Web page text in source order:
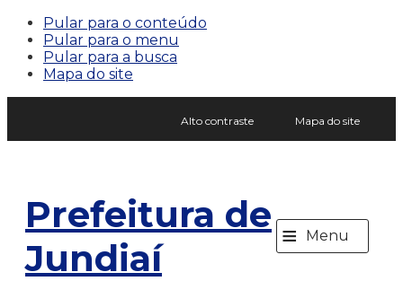
Pular para o conteúdo
Pular para o menu
Pular para a busca
Mapa do site
Alto contraste Mapa do site
Prefeitura de
Jundiaí
≡ Menu